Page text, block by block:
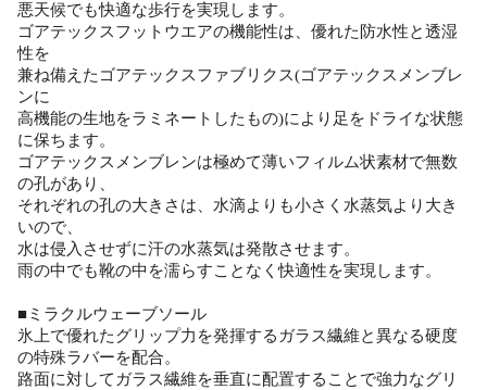
悪天候でも快適な歩行を実現します。
ゴアテックスフットウエアの機能性は、優れた防水性と透湿
性を
兼ね備えたゴアテックスファブリクス(ゴアテックスメンブレ
ンに
高機能の生地をラミネートしたもの)により足をドライな状態
に保ちます。
ゴアテックスメンブレンは極めて薄いフィルム状素材で無数
の孔があり、
それぞれの孔の大きさは、水滴よりも小さく水蒸気より大き
いので、
水は侵入させずに汗の水蒸気は発散させます。
雨の中でも靴の中を濡らすことなく快適性を実現します。
■ミラクルウェーブソール
氷上で優れたグリップ力を発揮するガラス繊維と異なる硬度
の特殊ラバーを配合。
路面に対してガラス繊維を垂直に配置することで強力なグリ